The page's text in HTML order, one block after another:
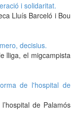
i solidaritat.
Lluís Barceló i Bou
decisius.
lliga, el migcampista
de l'hospital de
de Palamós